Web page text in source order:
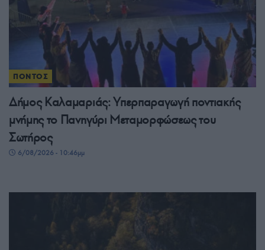
ΠΟΝΤΟΣ
Δήμος Καλαμαριάς: Υπερπαραγωγή ποντιακής
μνήμης το Πανηγύρι Μεταμορφώσεως του
Σωτήρος
6/08/2026 - 10:46μμ